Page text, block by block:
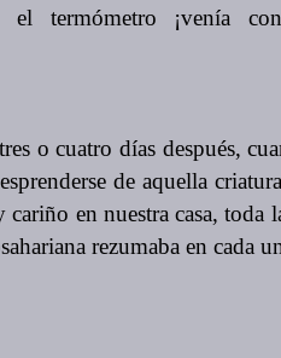
el termómetro ¡venía
o cuatro días después,
de aquella
cariño en nuestra casa,
rezumaba en cada